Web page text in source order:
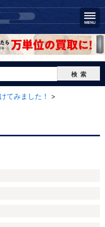
検索
てみました！
>